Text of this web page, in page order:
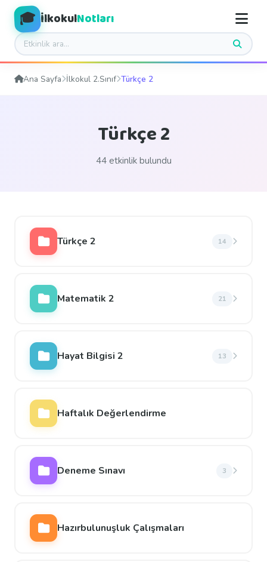
🎓 İlkokulNotları
Ana Sayfa İlkokul 2.Sınıf Türkçe 2
Türkçe 2
44 etkinlik bulundu
Türkçe 2 14
Matematik 2 21
Hayat Bilgisi 2 13
Haftalık Değerlendirme
Deneme Sınavı 3
Hazırbulunuşluk Çalışmaları